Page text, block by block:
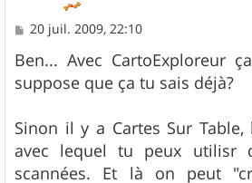
M
s
s
a
20 juil. 2009, 22:10
Ben... Avec CartoExploreur
suppose que ça tu sais déjà?
Sinon il y a Cartes Sur
avec lequel tu peux utilisr
scannées. Et là on peut